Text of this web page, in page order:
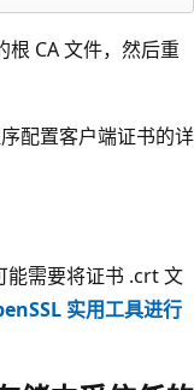
根 CA 文件，然后重
配置客户端证书的详
能需要将证书 .crt 文
实用工具进行